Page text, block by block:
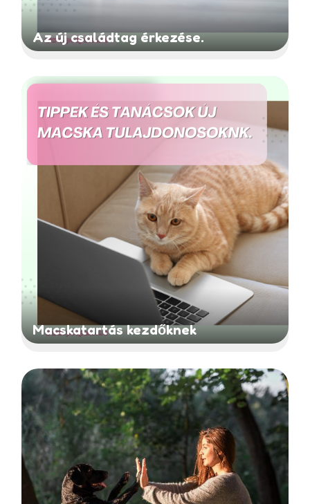
Az új családtag érkezése.
Macskatartás kezdőknek